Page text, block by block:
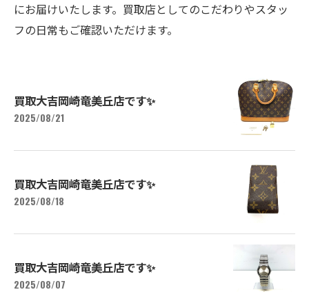
にお届けいたします。買取店としてのこだわりやスタッ
フの日常もご確認いただけます。
買取大吉岡崎竜美丘店です✨
2025/08/21
買取大吉岡崎竜美丘店です✨
2025/08/18
買取大吉岡崎竜美丘店です✨
2025/08/07